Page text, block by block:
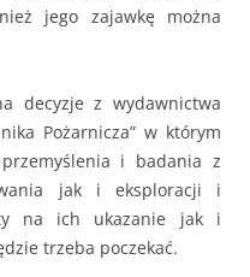
jego zajawkę można
decyzje z wydawnictwa
Pożarnicza” w którym
i badania z
jak i eksploracji i
na ich ukazanie jak i
trzeba poczekać.